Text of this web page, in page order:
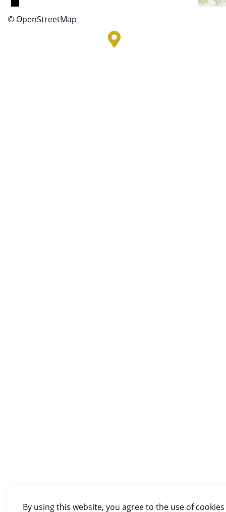
By using this website, you agree to the use of
© OpenStreetMap